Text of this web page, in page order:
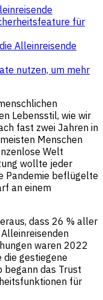
für
Alleinreisende
nutzen, um mehr
Lebensstil, wie wir
fast zwei Jahren in
Menschen
Welt
wollte jeder
Pandemie beflügelte
an einem
dass 26 % aller
waren 2022
gestiegene
begann das Trust
für